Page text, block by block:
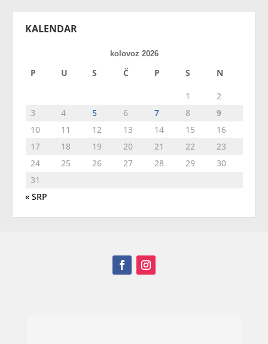
KALENDAR
kolovoz 2026
P U S Č P S N
1
2
3
4 5 6 7 8
9
10
11 12 13 14 15
16
17
18 19 20 21 22
23
24
25 26 27 28 29
30
31
« SRP